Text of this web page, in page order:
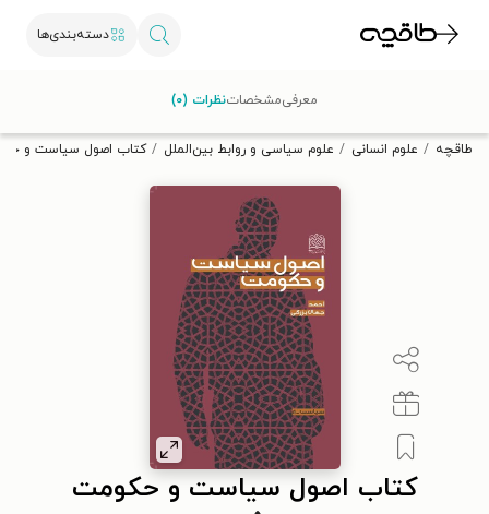
دسته‌بندی‌ها
تخفیف از طاقچه دریافت کن.
طاقچه علوم انسانی علوم سیاسی و روابط بین‌الملل کتاب اصول سیاست و
کتاب اصول سیاست و حکومت
معرفیمشخصاتنظرات (۰)